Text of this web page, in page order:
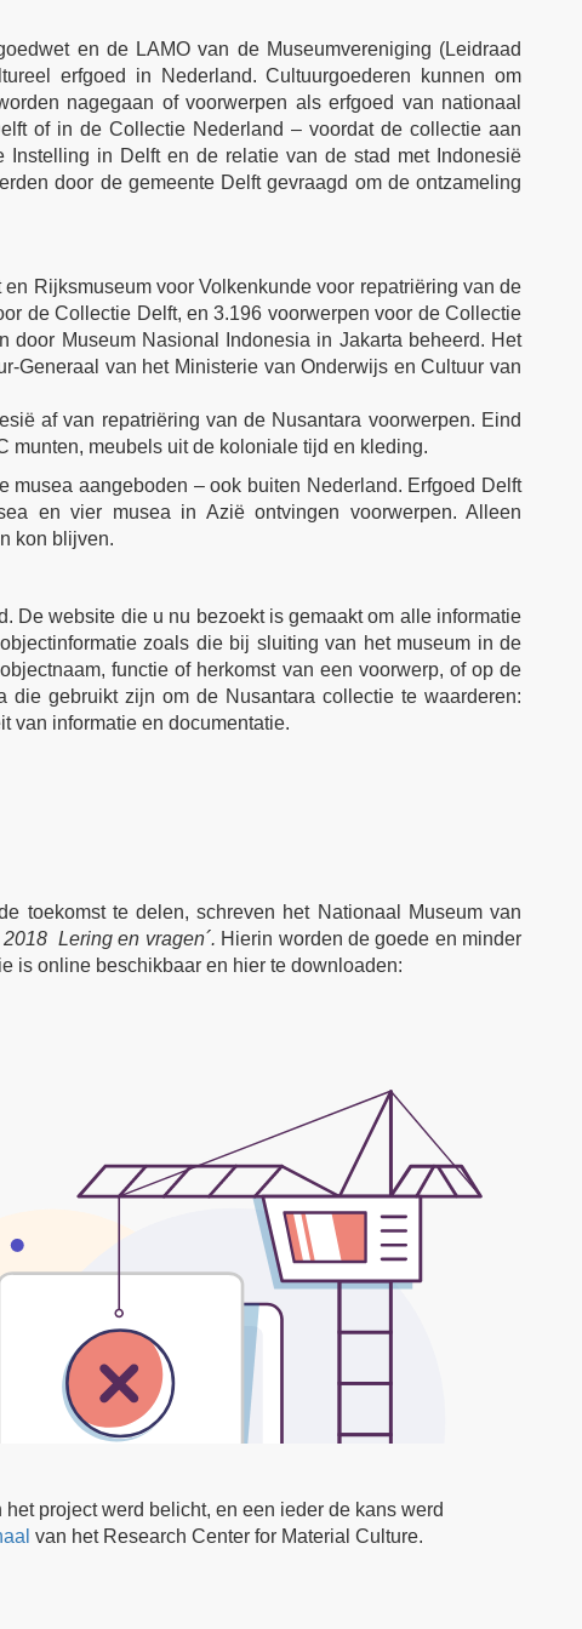
en de LAMO van de Museumvereniging (Leidraad
erfgoed in Nederland. Cultuurgoederen kunnen om
nagegaan of voorwerpen als erfgoed van nationaal
of in de Collectie Nederland – voordat de collectie aan
Instelling in Delft en de relatie van de stad met Indonesië
door de gemeente Delft gevraagd om de ontzameling
Rijksmuseum voor Volkenkunde voor repatriëring van de
de Collectie Delft, en 3.196 voorwerpen voor de Collectie
door Museum Nasional Indonesia in Jakarta beheerd. Het
Generaal van het Ministerie van Onderwijs en Cultuur van
af van repatriëring van de Nusantara voorwerpen. Eind
munten, meubels uit de koloniale tijd en kleding.
aangeboden – ook buiten Nederland. Erfgoed Delft
en vier musea in Azië ontvingen voorwerpen. Alleen
kon blijven.
De website die u nu bezoekt is gemaakt om alle informatie
zoals die bij sluiting van het museum in de
functie of herkomst van een voorwerp, of op de
die gebruikt zijn om de Nusantara collectie te waarderen:
van informatie en documentatie.
toekomst te delen, schreven het Nationaal Museum van
Lering en vragen´. Hierin worden de goede en minder
is online beschikbaar en hier te downloaden:
project werd belicht, en een ieder de kans werd
van het Research Center for Material Culture.